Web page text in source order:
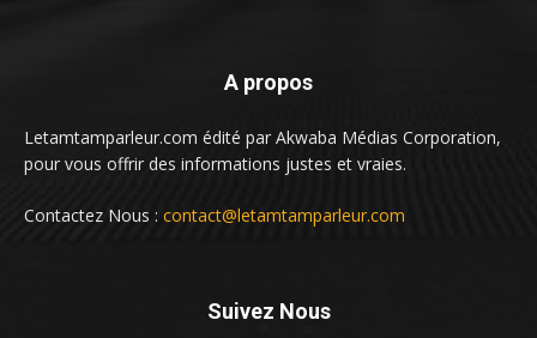
A propos
Letamtamparleur.com édité par Akwaba Médias Corporation,
pour vous offrir des informations justes et vraies.
Contactez Nous : contact@letamtamparleur.com
Suivez Nous